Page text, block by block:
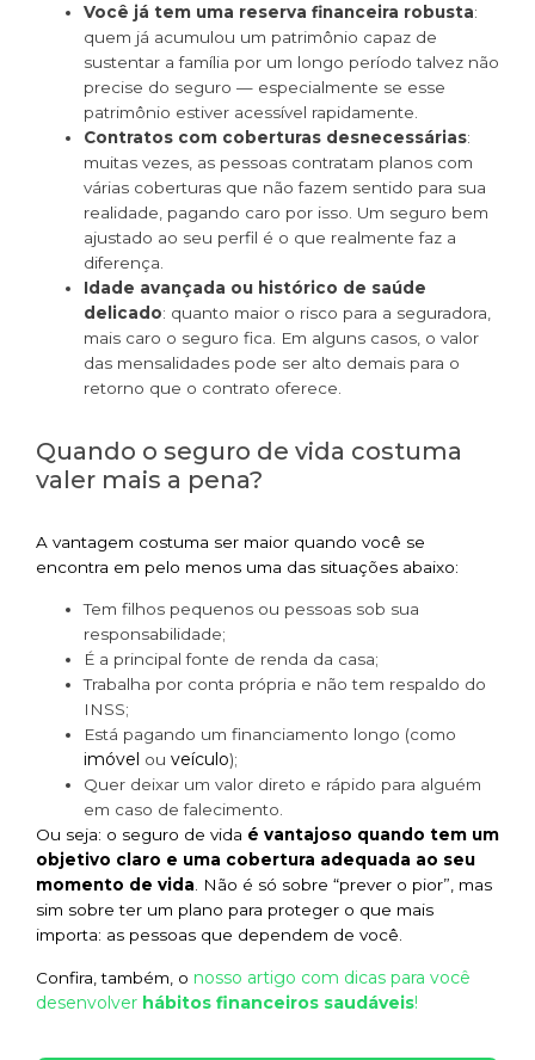
Você já tem uma reserva financeira robusta:
quem já acumulou um patrimônio capaz de
sustentar a família por um longo período talvez não
precise do seguro — especialmente se esse
patrimônio estiver acessível rapidamente.
Contratos com coberturas desnecessárias:
muitas vezes, as pessoas contratam planos com
várias coberturas que não fazem sentido para sua
realidade, pagando caro por isso. Um seguro bem
ajustado ao seu perfil é o que realmente faz a
diferença.
Idade avançada ou histórico de saúde
delicado: quanto maior o risco para a seguradora,
mais caro o seguro fica. Em alguns casos, o valor
das mensalidades pode ser alto demais para o
retorno que o contrato oferece.
Quando o seguro de vida costuma
valer mais a pena?
A vantagem costuma ser maior quando você se
encontra em pelo menos uma das situações abaixo:
Tem filhos pequenos ou pessoas sob sua
responsabilidade;
É a principal fonte de renda da casa;
Trabalha por conta própria e não tem respaldo do
INSS;
Está pagando um financiamento longo (como
imóvel ou veículo);
Quer deixar um valor direto e rápido para alguém
em caso de falecimento.
Ou seja: o seguro de vida é vantajoso quando tem um
objetivo claro e uma cobertura adequada ao seu
momento de vida . Não é só sobre “prever o pior”, mas
sim sobre ter um plano para proteger o que mais
importa: as pessoas que dependem de você.
Confira, também, o nosso artigo com dicas para você
desenvolver hábitos financeiros saudáveis!